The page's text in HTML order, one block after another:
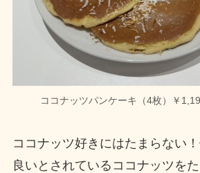
ココナッツパンケーキ（4枚）￥
ココナッツ好きにはたまらない
良いとされているココナッツを